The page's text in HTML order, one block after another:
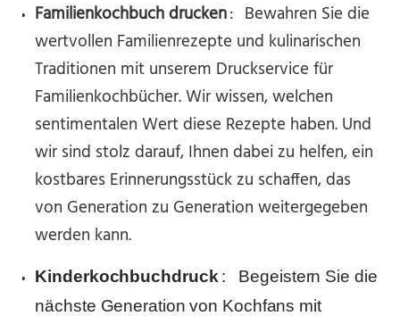
Familienkochbuch drucken: Bewahren Sie die
wertvollen Familienrezepte und kulinarischen
Traditionen mit unserem Druckservice für
Familienkochbücher. Wir wissen, welchen
sentimentalen Wert diese Rezepte haben. Und
wir sind stolz darauf, Ihnen dabei zu helfen, ein
kostbares Erinnerungsstück zu schaffen, das
von Generation zu Generation weitergegeben
werden kann.
Kinderkochbuchdruck :
Begeistern Sie die
nächste Generation von Kochfans mit